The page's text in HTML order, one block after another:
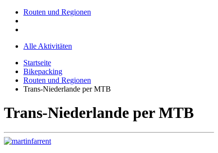
Routen und Regionen
Alle Aktivitäten
Startseite
Bikepacking
Routen und Regionen
Trans-Niederlande per MTB
Trans-Niederlande per MTB